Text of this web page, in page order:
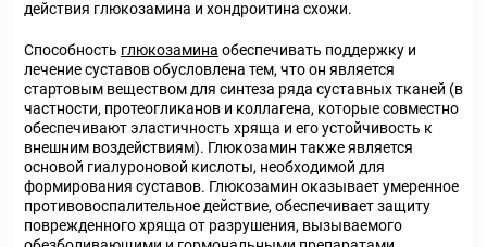
действия глюкозамина и хондроитина схожи.
Способность глюкозамина обеспечивать поддержку и
лечение суставов обусловлена тем, что он является
стартовым веществом для синтеза ряда суставных тканей (в
частности, протеогликанов и коллагена, которые совместно
обеспечивают эластичность хряща и его устойчивость к
внешним воздействиям). Глюкозамин также является
основой гиалуроновой кислоты, необходимой для
формирования суставов. Глюкозамин оказывает умеренное
противовоспалительное действие, обеспечивает защиту
поврежденного хряща от разрушения, вызываемого